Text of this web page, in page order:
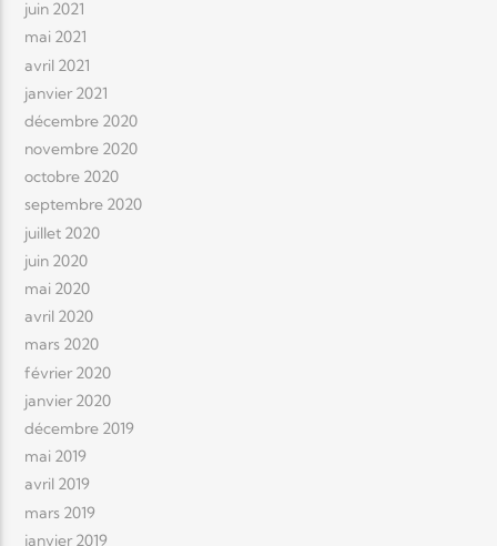
juin 2021
mai 2021
avril 2021
janvier 2021
décembre 2020
novembre 2020
octobre 2020
septembre 2020
juillet 2020
juin 2020
mai 2020
avril 2020
mars 2020
février 2020
janvier 2020
décembre 2019
mai 2019
avril 2019
mars 2019
janvier 2019